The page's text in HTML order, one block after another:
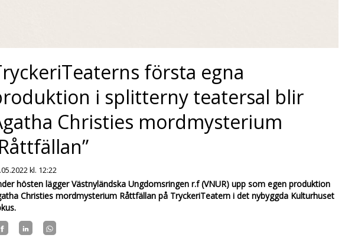
första egna
i splitterny teatersal blir
Christies mordmysterium
kl. 12:22
hösten lägger Västnyländska Ungdomsringen r.f (VNUR) upp som egen produktion
Christies mordmysterium Råttfällan på TryckeriTeatern i det nybyggda Kulturhuset